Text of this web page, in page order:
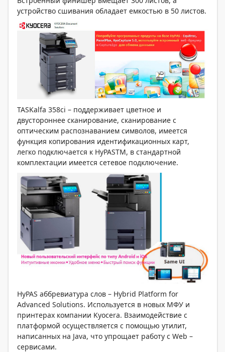
устройство сшивания обладает емкостью в 50 листов.
TASKalfa 358ci – поддерживает цветное и
двустороннее сканирование, сканирование с
оптическим распознаванием символов, имеется
функция копирования идентификационных карт,
легко подключается к HyPASTM, в стандартной
комплектации имеется сетевое подключение.
HyPAS аббревиатура слов – Hybrid Platform for
Advanced Solutions. Используется в новых МФУ и
принтерах компании Kyocera. Взаимодействие с
платформой осуществляется с помощью утилит,
написанных на Java, что упрощает работу с Web –
сервисами.